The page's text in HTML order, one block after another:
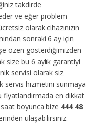
takdirde
ve eğer problem
olarak cihazınızın
sonraki 6 ay için
özen gösterdiğimizden
size bu 6 aylık garantiyi
servisi olarak siz
servis hizmetini sunmaya
fiyatlandırmada en dikkat
boyunca bize 444 48
ulaşabilirsiniz.